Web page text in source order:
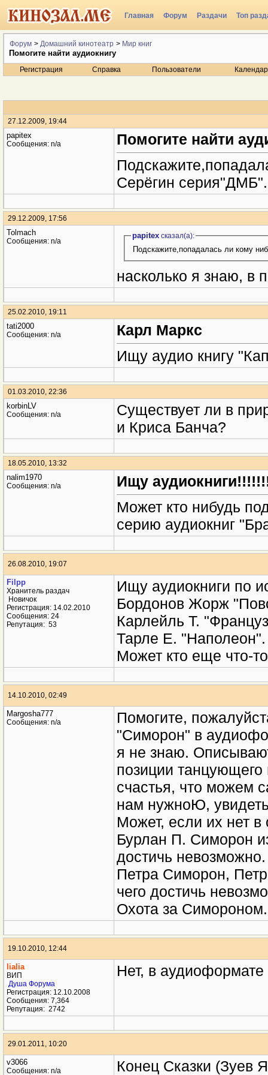
Главная Форум Раздачи Топ
Радио
Форум > Домашний кинотеатр > Мир книг
Помогите найти аудиокнигу
Регистрация Справка Пользователи
27.12.2009, 19:44
papitex
Сообщения: n/a
Помогите найти
Серёгин
29.12.2009, 17:56
Tolmach
Сообщения: n/a
papitexсказал(a):
Подскажите,попадалась ли кому
насколько я знаю, в
25.02.2010, 19:11
tati2000
Карл Маркс
Ищу аудио книгу
01.03.2010, 22:36
korbinLV
Существует ли в
и Криса Банча?
18.05.2010, 13:32
Ищу
Может кто нибудь
26.08.2010, 19:07
Filpp
Хранитель раздач
Новичок
Ищу аудиокниги по
Бордонов Жорж
Карлейль Т.
Тарле Е. "Наполеон".
Может кто еще что-
14.10.2010, 02:49
Помогите,
"Симорон" в
я не знаю.
позиции
счастья, что можем
нам нужноЮ,
Может, если их нет в
Бурлан П. Симорон
достичь
Петра Симорон,
чего достичь
Охота за
19.10.2010, 12:44
lialia
ВИП
Душа Форума
Сообщения: 7,364
Репутация:
2742